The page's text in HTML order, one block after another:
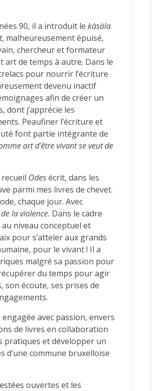
90, il a introduit le kàsàla
, malheureusement épuisé,
chercheur et formateur
art de temps à autre. Dans le
pour nourrir l’écriture
devenu inactif
afin de créer un
dont j’apprécie les
Peaufiner l’écriture et
font partie intégrante de
art d’être vivant se veut de
Odesécrit, dans les
parmi mes livres de chevet.
chaque jour. Avec
la violence. Dans le cadre
niveau conceptuel et
pour s’atteler aux grands
pour le vivant ! Il a
malgré sa passion pour
du temps pour agir
son écoute, ses prises de
avec passion, envers
de livres en collaboration
pratiques et développer un
d’une commune bruxelloise
ouvertes et les